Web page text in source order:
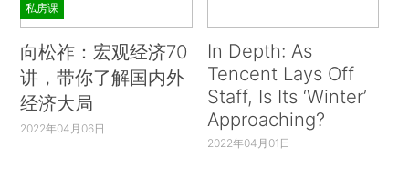
私房课
向松祚：宏观经济70
讲，带你了解国内外
经济大局
2022年04月06日
In Depth: As
Tencent Lays Off
Staff, Is Its ‘Winter’
Approaching?
2022年04月01日